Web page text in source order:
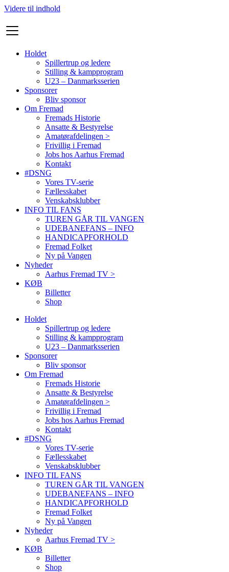
Videre til indhold
Holdet
Spillertrup og ledere
Stilling & kampprogram
U23 – Danmarksserien
Sponsorer
Bliv sponsor
Om Fremad
Fremads Historie
Ansatte & Bestyrelse
Amatørafdelingen >
Frivillig i Fremad
Jobs hos Aarhus Fremad
Kontakt
#DSNG
Vores TV-serie
Fællesskabet
Venskabsklubber
INFO TIL FANS
TUREN GÅR TIL VANGEN
UDEBANEFANS – INFO
HANDICAPFORHOLD
Fremad Folket
Ny på Vangen
Nyheder
Aarhus Fremad TV >
KØB
Billetter
Shop
Holdet
Spillertrup og ledere
Stilling & kampprogram
U23 – Danmarksserien
Sponsorer
Bliv sponsor
Om Fremad
Fremads Historie
Ansatte & Bestyrelse
Amatørafdelingen >
Frivillig i Fremad
Jobs hos Aarhus Fremad
Kontakt
#DSNG
Vores TV-serie
Fællesskabet
Venskabsklubber
INFO TIL FANS
TUREN GÅR TIL VANGEN
UDEBANEFANS – INFO
HANDICAPFORHOLD
Fremad Folket
Ny på Vangen
Nyheder
Aarhus Fremad TV >
KØB
Billetter
Shop